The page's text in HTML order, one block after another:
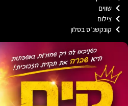
בסלון